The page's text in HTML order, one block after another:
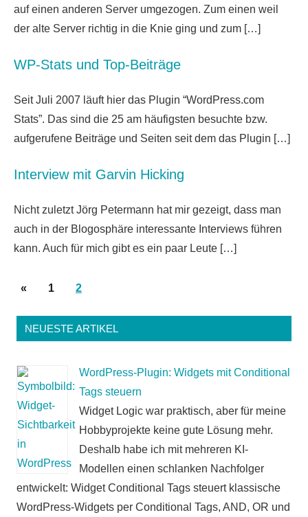
auf einen anderen Server umgezogen. Zum einen weil
der alte Server richtig in die Knie ging und zum […]
WP-Stats und Top-Beiträge
Seit Juli 2007 läuft hier das Plugin “WordPress.com
Stats”. Das sind die 25 am häufigsten besuchte bzw.
aufgerufene Beiträge und Seiten seit dem das Plugin […]
Interview mit Garvin Hicking
Nicht zuletzt Jörg Petermann hat mir gezeigt, dass man
auch in der Blogosphäre interessante Interviews führen
kann. Auch für mich gibt es ein paar Leute […]
Seitennummerierung
Beiträge
«Vorherige
1 2
NEUESTE ARTIKEL
WordPress-Plugin: Widgets mit Conditional
Tags steuern
Widget Logic war praktisch, aber für meine
Hobbyprojekte keine gute Lösung mehr.
Deshalb habe ich mit mehreren KI-
Modellen einen schlanken Nachfolger
entwickelt: Widget Conditional Tags steuert klassische
WordPress-Widgets per Conditional Tags, AND, OR und